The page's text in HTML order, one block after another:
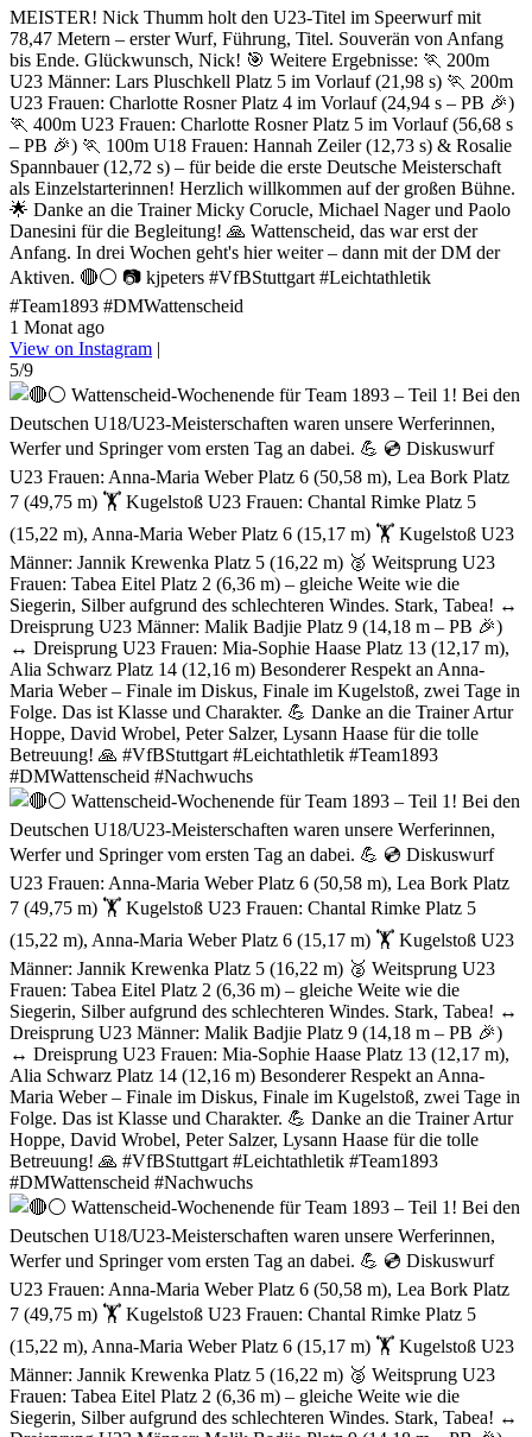
MEISTER! Nick Thumm holt den U23-Titel im Speerwurf mit
78,47 Metern – erster Wurf, Führung, Titel. Souverän von Anfang
bis Ende. Glückwunsch, Nick! 🎯 Weitere Ergebnisse: 🏃 200m
U23 Männer: Lars Pluschkell Platz 5 im Vorlauf (21,98 s) 🏃 200m
U23 Frauen: Charlotte Rosner Platz 4 im Vorlauf (24,94 s – PB 🎉)
🏃 400m U23 Frauen: Charlotte Rosner Platz 5 im Vorlauf (56,68 s
– PB 🎉) 🏃 100m U18 Frauen: Hannah Zeiler (12,73 s) & Rosalie
Spannbauer (12,72 s) – für beide die erste Deutsche Meisterschaft
als Einzelstarterinnen! Herzlich willkommen auf der großen Bühne.
🌟 Danke an die Trainer Micky Corucle, Michael Nager und Paolo
Danesini für die Begleitung! 🙏 Wattenscheid, das war erst der
Anfang. In drei Wochen geht's hier weiter – dann mit der DM der
Aktiven. 🔴⚪ 📷 kjpeters #VfBStuttgart #Leichtathletik
#Team1893 #DMWattenscheid
1 Monat ago
View on Instagram |
5/9